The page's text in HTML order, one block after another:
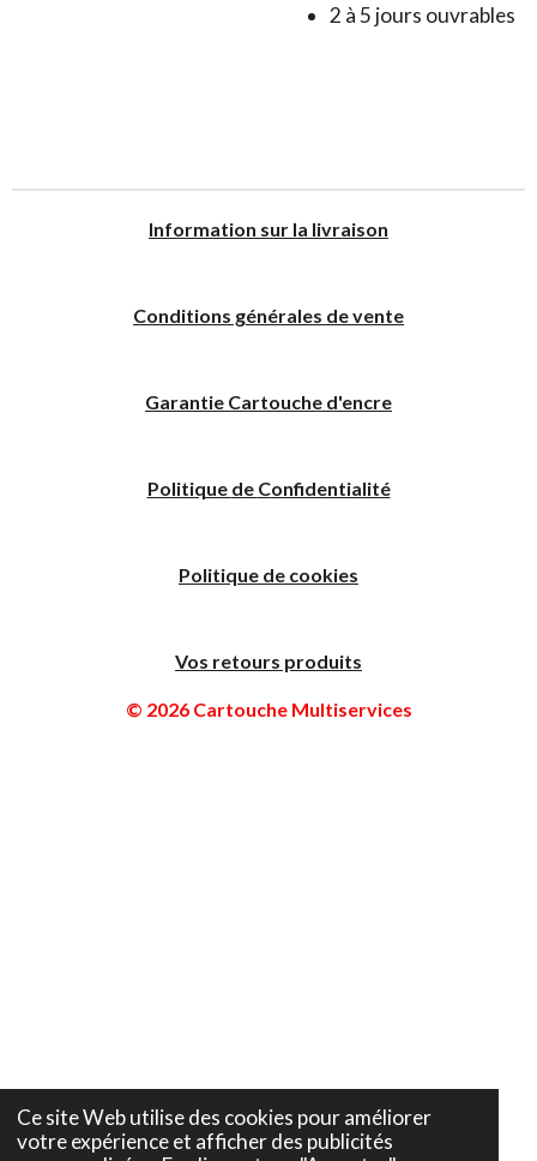
Ce site Web utilise des cookies pour améliorer
votre expérience et afficher des publicités
2 à 5 jours ouvrables
Information sur la livraison
Conditions générales de vente
Garantie Cartouche d'encre
Politique de Confidentialité
Politique de cookies
Vos retours produits
© 2026 Cartouche Multiservices